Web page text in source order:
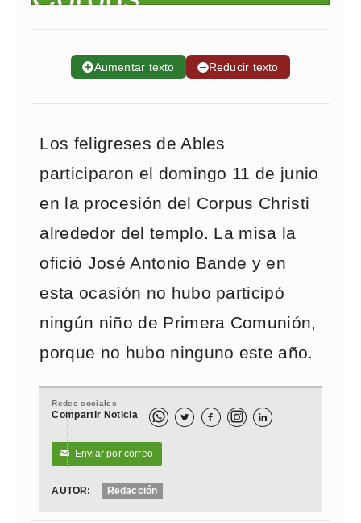
➕Aumentar texto ➖Reducir texto
Los feligreses de Ables
participaron el domingo 11 de junio
en la procesión del Corpus Christi
alrededor del templo. La misa la
ofició José Antonio Bande y en
esta ocasión no hubo participó
ningún niño de Primera Comunión,
porque no hubo ninguno este año.
Redes sociales
Compartir Noticia   
✉ Enviar por correo
AUTOR: Redacción